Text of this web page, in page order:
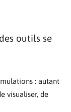
outils se
: autant
visualiser, de